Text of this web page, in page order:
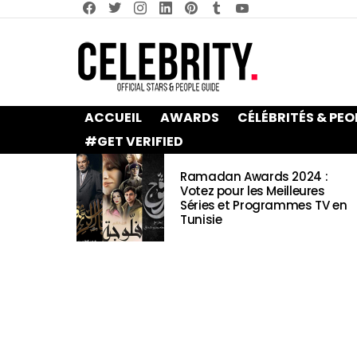
ACCUEIL AWARDS CÉLÉBRITÉS &
#GET VERIFIED
LATEST
STORIES
Ramadan Awards 2024 :
Votez pour les Meilleures
Séries et Programmes TV en
Tunisie